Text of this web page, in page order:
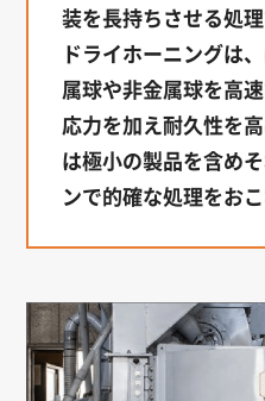
装を長持ちさせる処理
ドライホーニングは
属球や非金属球を高
応力を加え耐久性を
は極小の製品を含め
ンで的確な処理をおこ